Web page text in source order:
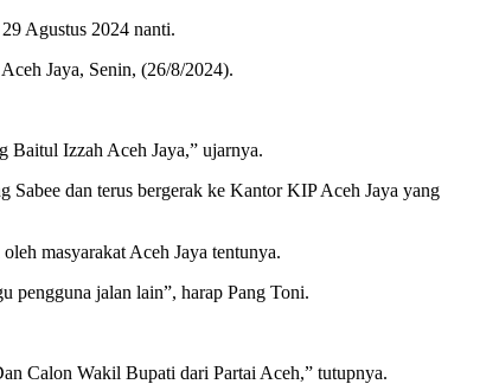
Agustus 2024 nanti.
Jaya, Senin, (26/8/2024).
Baitul Izzah Aceh Jaya,” ujarnya.
dan terus bergerak ke Kantor KIP Aceh Jaya yang
masyarakat Aceh Jaya tentunya.
pengguna jalan lain”, harap Pang Toni.
Calon Wakil Bupati dari Partai Aceh,” tutupnya.